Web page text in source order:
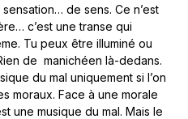
de sens. Ce n’est
c’est une transe qui
Tu peux être illuminé ou
de manichéen là-dedans.
du mal uniquement si l’on
moraux. Face à une morale
une musique du mal. Mais le